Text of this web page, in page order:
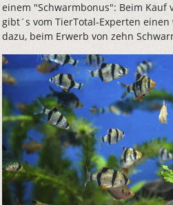
einem "Schwarmbonus": Beim Kauf
gibt´s vom TierTotal-Experten
dazu, beim Erwerb von zehn